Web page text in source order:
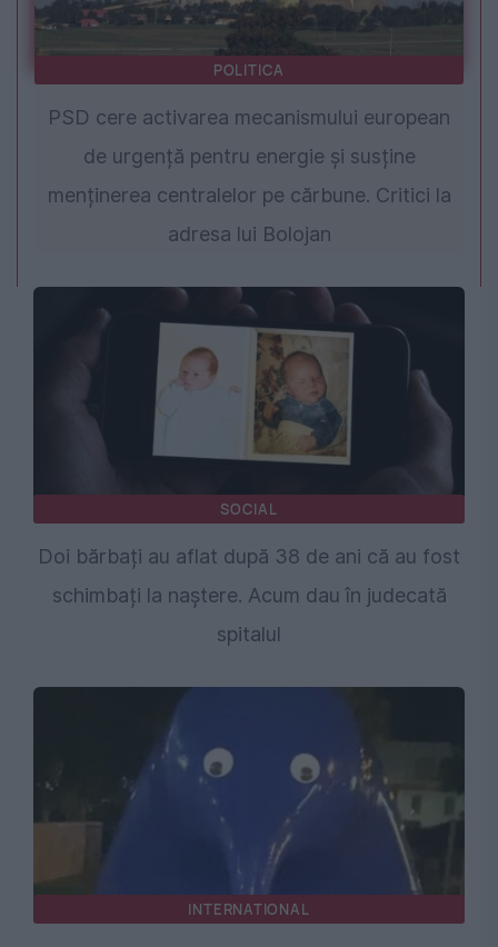
POLITICA
PSD cere activarea mecanismului european
de urgență pentru energie și susține
menținerea centralelor pe cărbune. Critici la
adresa lui Bolojan
SOCIAL
Doi bărbați au aflat după 38 de ani că au fost
schimbați la naștere. Acum dau în judecată
spitalul
INTERNATIONAL